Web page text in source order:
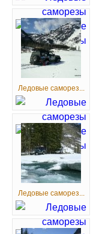
Ледовые саморез...
Ледовые саморез...